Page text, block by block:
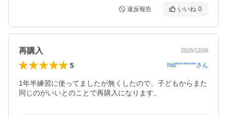
違反報告 いいね 0
再購入 2025/12/26
5 hid********さん
1年半練習に使ってましたが無くしたので、子どもからまた